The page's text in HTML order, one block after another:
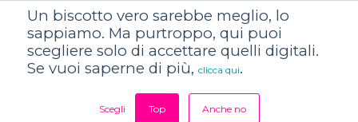
Un biscotto vero sarebbe meglio, lo
sappiamo. Ma purtroppo, qui puoi
scegliere solo di accettare quelli digitali.
Se vuoi saperne di più, clicca qui.
Scegli Top Anche no